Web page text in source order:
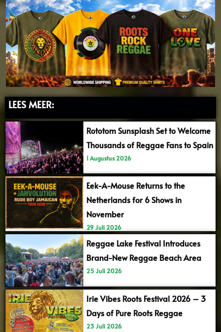
LEES MEER:
Rototom Sunsplash Set to Welcome
Thousands of Reggae Fans to Spain
1 Augustus 2026
Eek-A-Mouse Returns to the
Netherlands for 6 Shows in
November
29 Juli 2026
Reggae Lake Festival Introduces
Brand-New Reggae Beach Area
25 Juli 2026
Irie Vibes Roots Festival 2026 – 3
Days of Pure Roots Reggae
23 Juli 2026